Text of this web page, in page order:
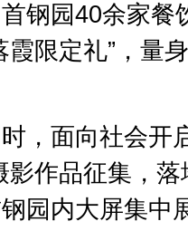
钢园40余家餐
霞限定礼”，量
面向社会开启
影作品征集，
园内大屏集中